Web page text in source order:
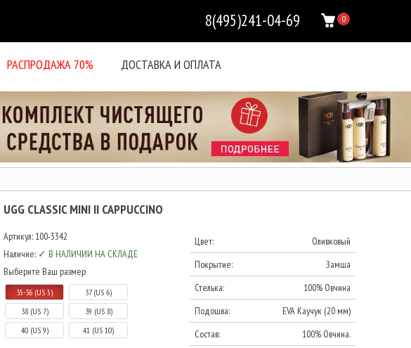
0
8(495)241-04-69
РАСПРОДАЖА 70% ДОСТАВКА И ОПЛАТА
UGG CLASSIC MINI II CAPPUCCINO
Артикул: 100-3342
Наличие: ✓ В НАЛИЧИИ НА СКЛАДЕ
Выберите Ваш размер
35-36 (US 5)
37 (US 6)
38 (US 7)
39 (US 8)
40 (US 9)
41 (US 10)
Цвет:
Оливковый
Покрытие:
Замша
Стелька:
100% Овчина
Подошва:
EVA Каучук (20 мм)
Состав:
100% Овчина.